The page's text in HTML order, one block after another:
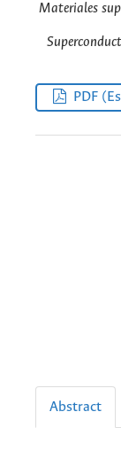
Materiales
PDF
Abstract